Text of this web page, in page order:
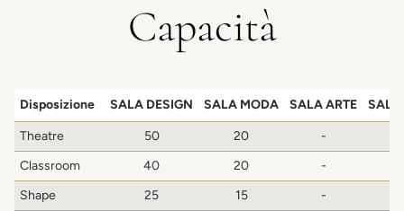
Capacità
Disposizione SALA DESIGN SALA MODA SALA ARTE SALA
Theatre 50 20
-
Classroom
40 20
-
Shape
25 15
-